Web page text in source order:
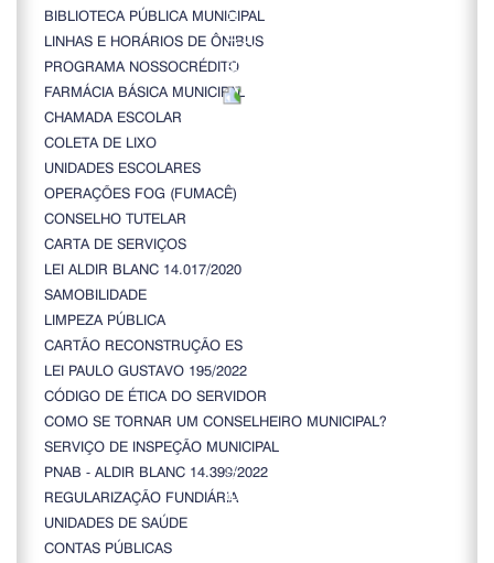
BIBLIOTECA PÚBLICA MUNICIPAL
LINHAS E HORÁRIOS DE ÔNIBUS
PROGRAMA NOSSOCRÉDITO
FARMÁCIA BÁSICA MUNICIPAL
CHAMADA ESCOLAR
COLETA DE LIXO
UNIDADES ESCOLARES
OPERAÇÕES FOG (FUMACÊ)
CONSELHO TUTELAR
CARTA DE SERVIÇOS
LEI ALDIR BLANC 14.017/2020
SAMOBILIDADE
LIMPEZA PÚBLICA
CARTÃO RECONSTRUÇÃO ES
LEI PAULO GUSTAVO 195/2022
CÓDIGO DE ÉTICA DO SERVIDOR
COMO SE TORNAR UM CONSELHEIRO MUNICIPAL?
SERVIÇO DE INSPEÇÃO MUNICIPAL
PNAB - ALDIR BLANC 14.399/2022
REGULARIZAÇÃO FUNDIÁRIA
UNIDADES DE SAÚDE
CONTAS PÚBLICAS